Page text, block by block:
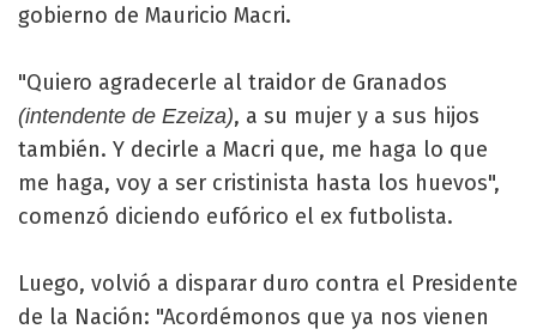
gobierno de Mauricio Macri.
"Quiero agradecerle al traidor de Granados
(intendente de Ezeiza), a su mujer y a sus hijos
también. Y decirle a Macri que, me haga lo que
me haga, voy a ser cristinista hasta los huevos",
comenzó diciendo eufórico el ex futbolista.
Luego, volvió a disparar duro contra el Presidente
de la Nación: "Acordémonos que ya nos vienen